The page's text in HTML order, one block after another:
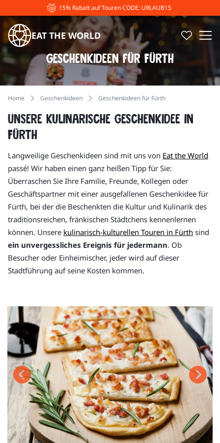
15% Rabatt auf Touren CODE: URLAUB15
EAT THE WORLD
Geschenkideen für Fürth
Home Geschenkideen Geschenkideen für Fürth
Unsere kulinarische Geschenkidee in
Fürth
Langweilige Geschenkideen sind mit uns von Eat the World
passé! Wir haben einen ganz heißen Tipp für Sie:
Überraschen Sie Ihre Familie, Freunde, Kollegen oder
Geschäftspartner mit einer ausgefallenen Geschenkidee für
Fürth, bei der die Beschenkten die Kultur und Kulinarik des
traditionsreichen, fränkischen Städtchens kennenlernen
können. Unsere kulinarisch-kulturellen Touren in Fürth sind
ein unvergessliches Ereignis für jedermann. Ob
Besucher oder Einheimischer, jeder wird auf dieser
Stadtführung auf seine Kosten kommen.